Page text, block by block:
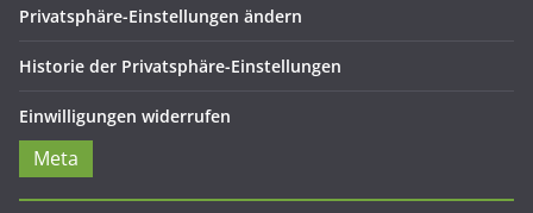
Privatsphäre-Einstellungen ändern
Historie der Privatsphäre-Einstellungen
Einwilligungen widerrufen
Meta